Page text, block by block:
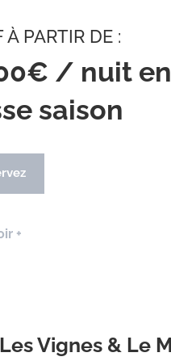
À PARTIR DE :
/ nuit en
saison
+
Vignes & Le